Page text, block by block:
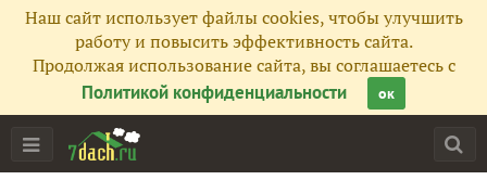
Наш сайт использует файлы cookies, чтобы улучшить
работу и повысить эффективность сайта.
Продолжая использование сайта, вы соглашаетесь с
Политикой конфиденциальности
ок